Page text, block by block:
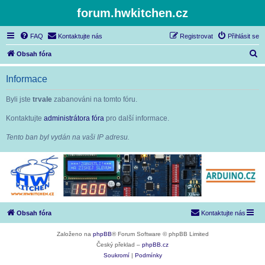
forum.hwkitchen.cz
FAQ Kontaktujte nás Přihlásit se
Registrovat
Obsah fóra
l
Informace
Byli jste trvale zabanováni na tomto fóru.
Kontaktujte administrátora fóra pro další informace.
Tento ban byl vydán na vaši IP adresu.
Obsah fóra Kontaktujte nás
Založeno na phpBB® Forum Software © phpBB Limited
Český překlad – phpBB.cz
Soukromí
Podmínky